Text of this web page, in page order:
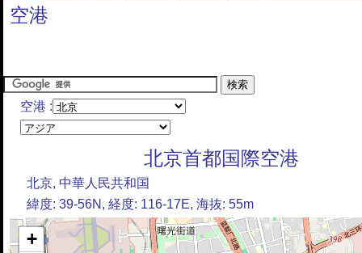
空港
空港 :
北京首都国際空港
北京, 中華人民共和国
緯度: 39-56N, 経度: 116-17E, 海抜: 55m
+